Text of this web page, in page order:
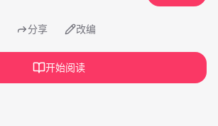
分享 改编
开始阅读